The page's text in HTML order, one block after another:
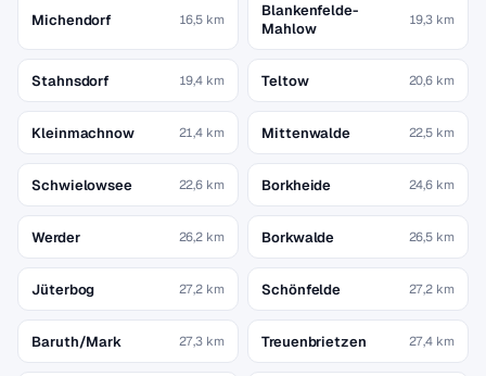
Michendorf 16,5 km
Blankenfelde-
Mahlow
19,3 km
Stahnsdorf 19,4 km Teltow 20,6 km
Kleinmachnow 21,4 km Mittenwalde 22,5 km
Schwielowsee 22,6 km Borkheide 24,6 km
Werder 26,2 km Borkwalde 26,5 km
Jüterbog 27,2 km Schönfelde 27,2 km
Baruth/Mark 27,3 km Treuenbrietzen 27,4 km